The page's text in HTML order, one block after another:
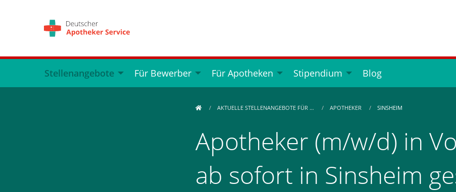
Stellenangebote Für Bewerber Für Apotheken Stipendium Blog
AKTUELLE STELLENANGEBOTE FÜR … APOTHEKER SINSHEIM
Apotheker (m/w/d) in
ab sofort in Sinsheim